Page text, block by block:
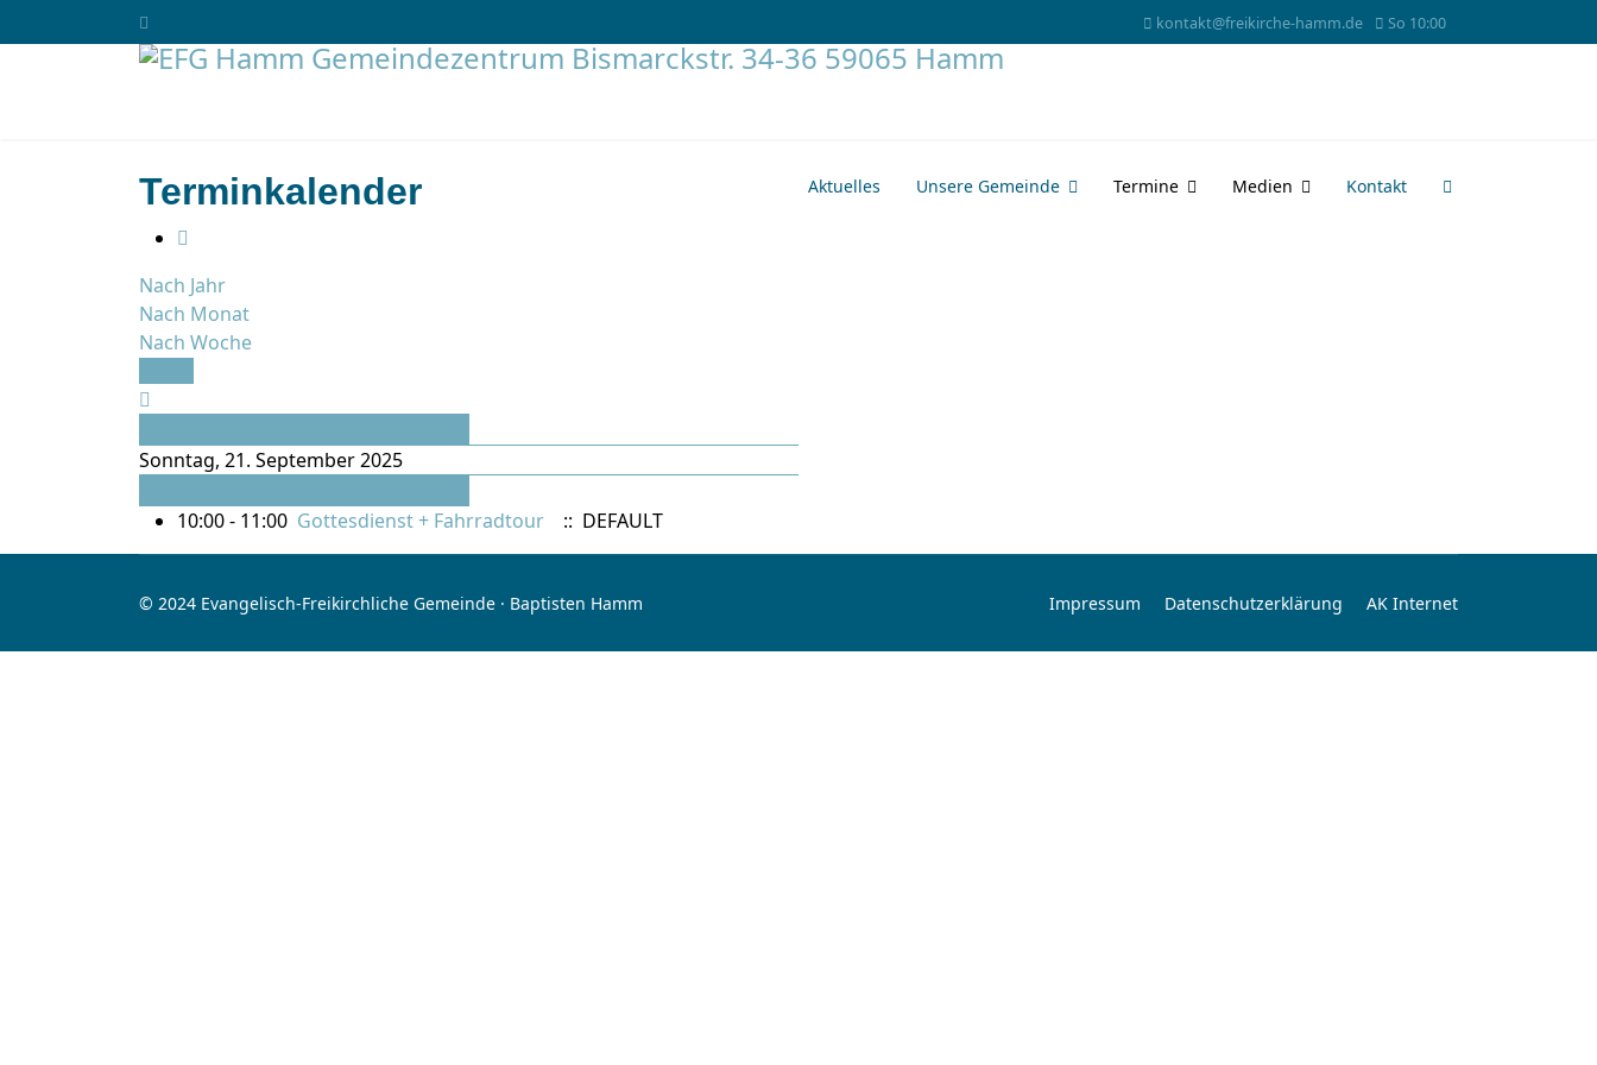
kontakt@freikirche-hamm.de So 10:00
Aktuelles Unsere Gemeinde Termine Medien Kontakt
Terminkalender
Nach Jahr
Nach Monat
Nach Woche
Sonntag, 21. September 2025
10:00 - 11:00 Gottesdienst + Fahrradtour :: DEFAULT
© 2024 Evangelisch-Freikirchliche Gemeinde · Baptisten Hamm Impressum Datenschutzerklärung AK Internet